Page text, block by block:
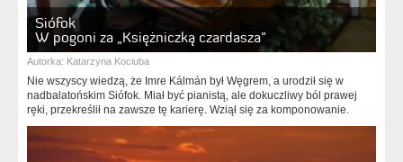
Siófok
W pogoni za „Księżniczką czardasza”
Autorka: Katarzyna Kociuba
Nie wszyscy wiedzą, że Imre Kálmán był Węgrem, a urodził się w
nadbalatońskim Siófok. Miał być pianistą, ale dokuczliwy ból prawej
ręki, przekreślił na zawsze tę karierę. Wziął się za komponowanie.